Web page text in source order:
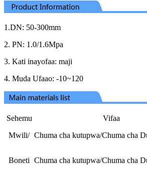
1.DN: 50-300mm
2. PN: 1.0/1.6Mpa
3. Kati inayofaa: maji
4. Muda Ufaao: -10~120
Sehemu
Vifaa
Mwili/ Chuma cha kutupwa/Chuma cha
Boneti Chuma cha kutupwa/Chuma cha